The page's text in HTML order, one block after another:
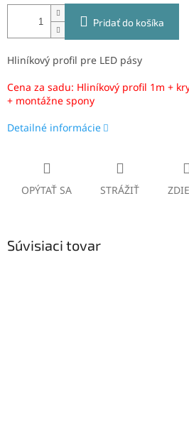
Pridať do košíka
Hliníkový profil pre LED pásy
Cena za sadu: Hliníkový profil 1m +
+ montážne spony
Detailné informácie
OPÝTAŤ SA STRÁŽIŤ
Súvisiaci tovar